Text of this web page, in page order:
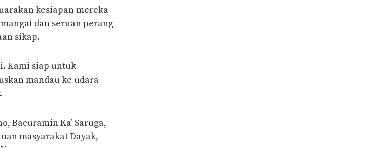
kesiapan mereka
dan seruan perang
sikap.
Kami siap untuk
mandau ke udara
Bacuramin Ka’ Saruga,
masyarakat Dayak,